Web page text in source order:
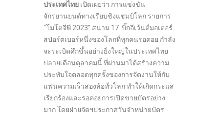
ประเทศไทย เปิดเผยว่า การแข่งขัน
จักรยานยนต์ทางเรียบชิงแชมป์โลก รายการ
“โมโตจีพี 2023” สนาม 17 บิ๊กอีเว้นต์มอเตอร์
สปอร์ตเบอร์หนึ่งของโลกที่ทุกคนรอคอย กำลัง
จะระเบิดศึกขึ้นอย่างยิ่งใหญ่ในประเทศไทย
ปลายเดือนตุลาคมนี้ ที่ผ่านมาได้สร้างความ
ประทับใจตลอดทุกครั้งของการจัดงานให้กับ
แฟนความเร็วสองล้อทั่วโลก ทำให้เกิดกระแส
เรียกร้องและรอคอยการเปิดขายบัตรอย่าง
มาก โดยฝ่ายจัดฯประกาศวันจำหน่ายบัตร